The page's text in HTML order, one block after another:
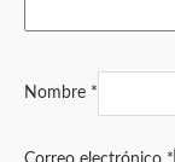
Nombre *